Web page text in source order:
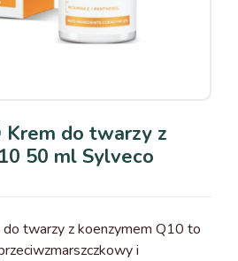
Krem do twarzy z
50 ml Sylveco
twarzy z koenzymem Q10 to
i